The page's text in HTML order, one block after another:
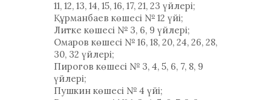
11, 12, 13, 14, 15, 16, 17, 21, 23 үйлері;
Құрманбаев көшесі № 12 үйі;
Литке көшесі № 3, 6, 9 үйлері;
Омаров көшесі № 16, 18, 20, 24, 26, 28,
30, 32 үйлері;
Пирогов көшесі № 3, 4, 5, 6, 7, 8, 9
үйлері;
Пушкин көшесі № 4 үйі;